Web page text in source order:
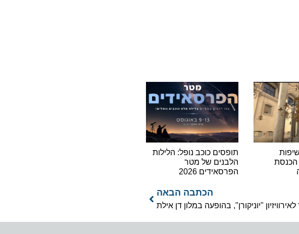
תופסים כוכב נופל: הלילות
הלבנים של מטר
הפרסאידים 2026
הכתבה הבאה
"יוניקורן", בהופעה במלון דן אילת